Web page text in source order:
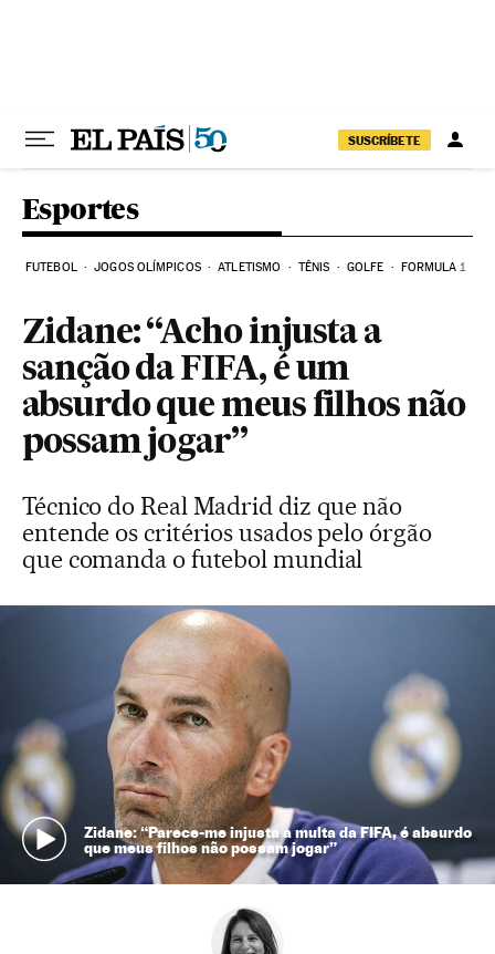
SUSCRÍBETE
Esportes
FUTEBOL JOGOS OLÍMPICOS ATLETISMO TÊNIS GOLFE FORMULA 1
Zidane: “Acho injusta a
sanção da FIFA, é um
absurdo que meus filhos não
possam jogar”
Técnico do Real Madrid diz que não
entende os critérios usados pelo órgão
que comanda o futebol mundial
Zidane: “Parece-me injusta a multa da FIFA, é absurdo
que meus filhos não possam jogar”